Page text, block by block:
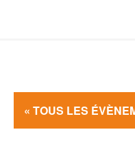
« TOUS LES